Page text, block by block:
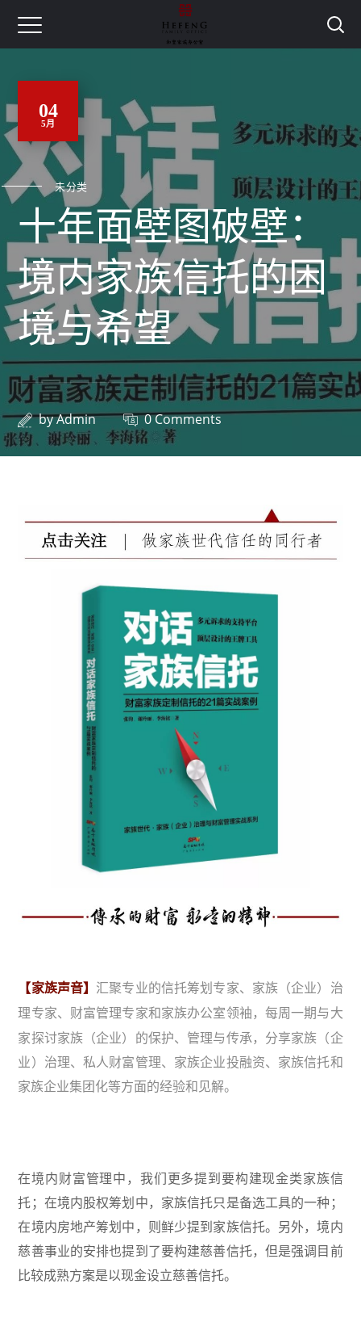
04
5月
未分类
十年面壁图破壁：
境内家族信托的困
境与希望
byAdmin 0 Comments
【家族声音】
汇聚专业的信托筹划专家、家族（企业）治
理专家、财富管理专家和家族办公室领袖，每周一期与大
家探讨家族（企业）的保护、管理与传承，分享家族（企
业）治理、私人财富管理、家族企业投融资、家族信托和
家族企业集团化等方面的经验和见解。
在境内财富管理中，我们更多提到要构建现金类家族信
托；在境内股权筹划中，家族信托只是备选工具的一种；
在境内房地产筹划中，则鲜少提到家族信托。另外，境内
慈善事业的安排也提到了要构建慈善信托，但是强调目前
比较成熟方案是以现金设立慈善信托。